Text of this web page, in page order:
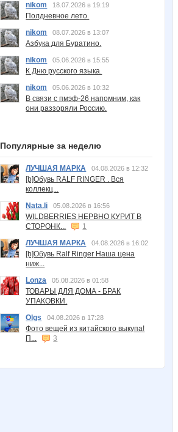
nikom
18.07.2026 в 19:19
Полдневное лето.
nikom
08.07.2026 в 13:07
Азбука для Буратино.
nikom
05.06.2026 в 15:55
К Дню русского языка.
nikom
05.06.2026 в 10:32
В связи с пмэф-26 напомним, как
они раззоряли Россию.
Популярные за неделю
ЛУЧШАЯ МАРКА 04.08.2026 в 12:32
[b]Обувь RALF RINGER . Вся
коллекц...
Nata.li
05.08.2026 в 16:56
WILDBERRIES НЕРВНО КУРИТ В
СТОРОНК...
1
ЛУЧШАЯ МАРКА
04.08.2026 в 16:02
[b]Обувь Ralf Ringer Наша цена
ниж...
Lonza
05.08.2026 в 01:58
ТОВАРЫ ДЛЯ ДОМА - БРАК
УПАКОВКИ.
Olgs
04.08.2026 в 17:28
Фото вещей из китайского выкупа!
П...
3